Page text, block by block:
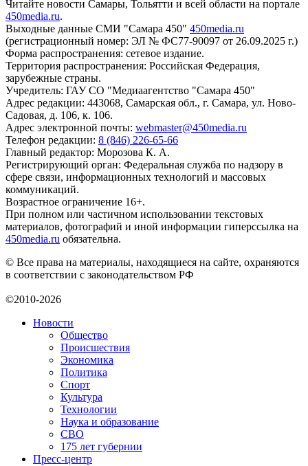
Читайте новости Самары, Тольятти и всей области на портале
450media.ru.
Выходные данные СМИ "Самара 450" 450media.ru
(регистрационный номер: ЭЛ № ФС77-90097 от 26.09.2025 г.)
Форма распространения: сетевое издание.
Территория распространения: Российская Федерация,
зарубежные страны.
Учредитель: ГАУ СО "Медиаагентство "Самара 450"
Адрес редакции: 443068, Самарская обл., г. Самара, ул. Ново-
Садовая, д. 106, к. 106.
Адрес электронной почты: webmaster@450media.ru
Телефон редакции: 8 (846) 226-65-66
Главный редактор: Морозова К. А.
Регистрирующий орган: Федеральная служба по надзору в
сфере связи, информационных технологий и массовых
коммуникаций.
Возрастное ограничение 16+.
При полном или частичном использовании текстовых
материалов, фотографий и иной информации гиперссылка на
450media.ru обязательна.
© Все права на материалы, находящиеся на сайте, охраняются
в соответствии с законодательством РФ
©2010-2026
Новости
Общество
Происшествия
Экономика
Политика
Спорт
Культура
Технологии
Наука и образование
СВО
175 лет губернии
Пресс-центр